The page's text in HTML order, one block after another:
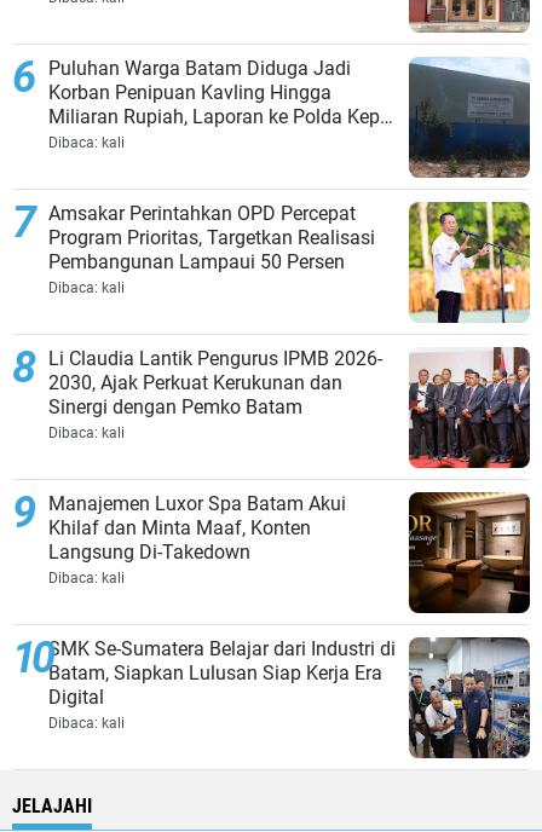
Puluhan Warga Batam Diduga Jadi
Korban Penipuan Kavling Hingga
Miliaran Rupiah, Laporan ke Polda Kepri
Jalan di Tempat?
Dibaca: kali
Amsakar Perintahkan OPD Percepat
Program Prioritas, Targetkan Realisasi
Pembangunan Lampaui 50 Persen
Dibaca: kali
Li Claudia Lantik Pengurus IPMB 2026-
2030, Ajak Perkuat Kerukunan dan
Sinergi dengan Pemko Batam
Dibaca: kali
Manajemen Luxor Spa Batam Akui
Khilaf dan Minta Maaf, Konten
Langsung Di-Takedown
Dibaca: kali
SMK Se-Sumatera Belajar dari Industri di
Batam, Siapkan Lulusan Siap Kerja Era
Digital
Dibaca: kali
JELAJAHI